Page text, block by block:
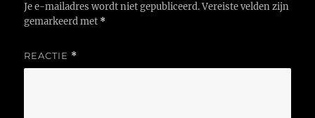
Je e-mailadres wordt niet gepubliceerd. Vereiste velden zijn
gemarkeerd met *
REACTIE *